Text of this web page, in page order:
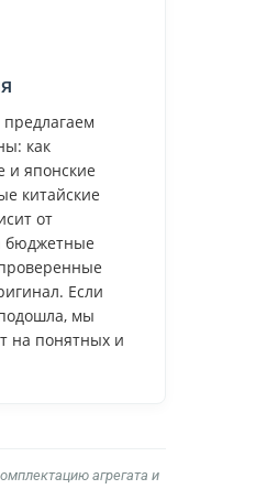
как
и японские
китайские
от
бюджетные
Если
мы
на понятных и
агрегата и